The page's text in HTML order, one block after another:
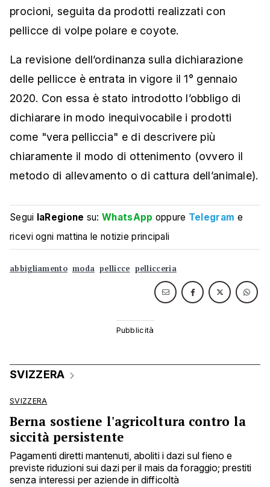
procioni, seguita da prodotti realizzati con
pellicce di volpe polare e coyote.
La revisione dell’ordinanza sulla dichiarazione
delle pellicce è entrata in vigore il 1° gennaio
2020. Con essa è stato introdotto l’obbligo di
dichiarare in modo inequivocabile i prodotti
come "vera pelliccia" e di descrivere più
chiaramente il modo di ottenimento (ovvero il
metodo di allevamento o di cattura dell’animale).
Segui laRegione su:WhatsApp oppure Telegram e
ricevi ogni mattina le notizie principali
abbigliamento moda pellicce pellicceria
SVIZZERA
SVIZZERA
Berna sostiene l'agricoltura contro la
siccità persistente
Pagamenti diretti mantenuti, aboliti i dazi sul fieno e
previste riduzioni sui dazi per il mais da foraggio; prestiti
senza interessi per aziende in difficoltà